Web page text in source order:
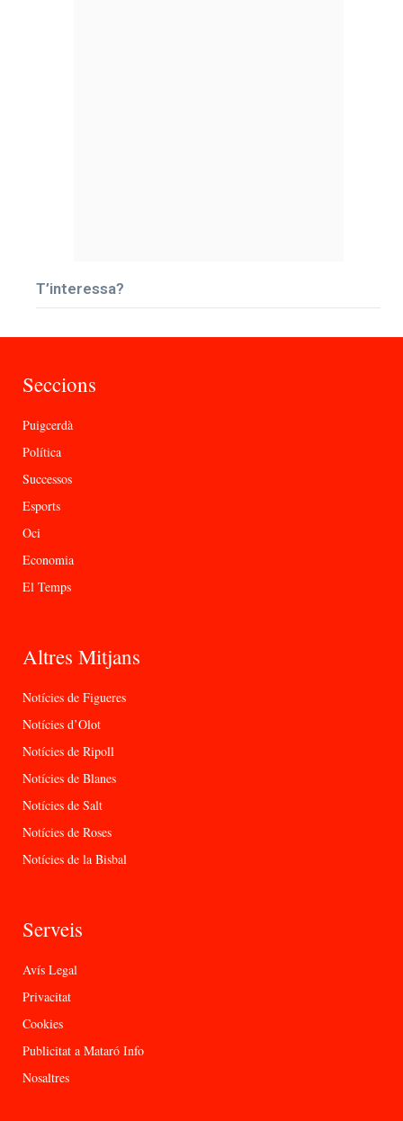
T’interessa?
Seccions
Puigcerdà
Política
Successos
Esports
Oci
Economia
El Temps
Altres Mitjans
Notícies de Figueres
Notícies d’Olot
Notícies de Ripoll
Notícies de Blanes
Notícies de Salt
Notícies de Roses
Notícies de la Bisbal
Serveis
Avís Legal
Privacitat
Cookies
Publicitat a Mataró Info
Nosaltres